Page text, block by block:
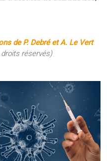
de P. Debré et A. Le Vert
réservés)